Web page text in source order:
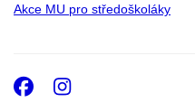
Akce MU pro středoškoláky
Facebook
Instagram